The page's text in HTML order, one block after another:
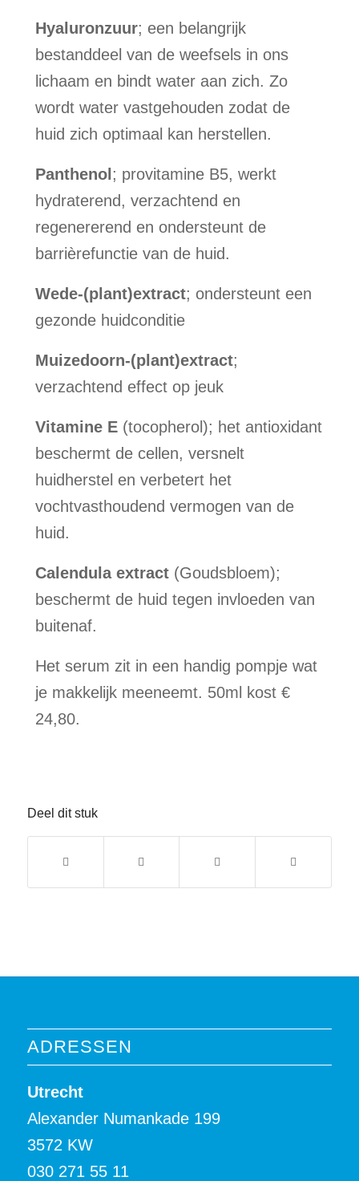
Hyaluronzuur; een belangrijk
bestanddeel van de weefsels in ons
lichaam en bindt water aan zich. Zo
wordt water vastgehouden zodat de
huid zich optimaal kan herstellen.
Panthenol ; provitamine B5, werkt
hydraterend, verzachtend en
regenererend en ondersteunt de
barrièrefunctie van de huid.
Wede-(plant)extract; ondersteunt een
gezonde huidconditie
Muizedoorn-(plant)extract;
verzachtend effect op jeuk
Vitamine E(tocopherol); het antioxidant
beschermt de cellen, versnelt
huidherstel en verbetert het
vochtvasthoudend vermogen van de
huid.
Calendula extract(Goudsbloem);
beschermt de huid tegen invloeden van
buitenaf.
Het serum zit in een handig pompje wat
je makkelijk meeneemt. 50ml kost €
24,80.
Deel dit stuk
ADRESSEN
Utrecht
Alexander Numankade 199
3572 KW
030 271 55 11